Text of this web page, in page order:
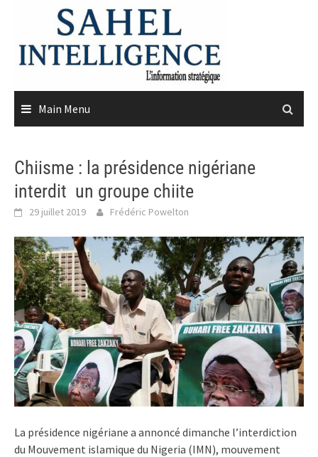
content
Main Menu
Chiisme : la présidence nigériane
interdit un groupe chiite
29 juillet 2019 Frédéric Powelton
La présidence nigériane a annoncé dimanche l’interdiction
du Mouvement islamique du Nigeria (IMN), mouvement